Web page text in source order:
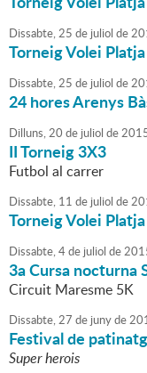
Dissabte,25 de juliol de
Torneig Volei
Dissabte,25 de juliol de
24 hores Arenys
Dilluns,20 de juliol de
II Torneig 3X3
Futbol al carrer
Dissabte, 11 de juliol de
Torneig Volei
Dissabte,4de juliol de
3a Cursa nocturna
Circuit Maresme 5K
Dissabte,27 de junyde
Festival de
Super herois